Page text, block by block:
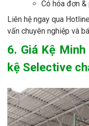
Có hóa đơn &
Liên hệ ngay qua
vấn chuyên nghiệp và
6. Giá Kệ
kệ Selective